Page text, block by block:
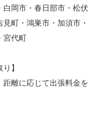
白岡市・春日部市・松伏
町・鴻巣市・加須市・
宮代町
】
距離に応じて出張料金を